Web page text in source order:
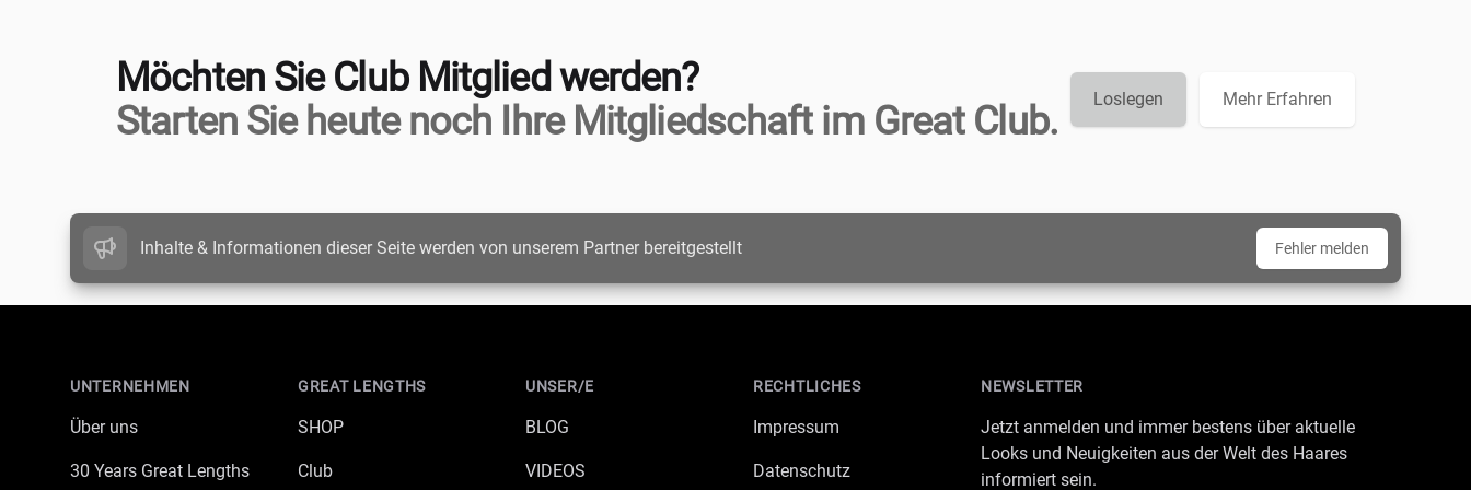
Möchten Sie Club Mitglied werden?
Starten Sie heute noch Ihre Mitgliedschaft im Great Club.
Loslegen Mehr Erfahren
Inhalte & Informationen dieser Seite werden von unserem Partner bereitgestellt Fehler melden
UNTERNEHMEN
Über uns
30 Years Great Lengths
GREAT LENGTHS
SHOP
Club
UNSER/E
BLOG
VIDEOS
RECHTLICHES
Impressum
Datenschutz
NEWSLETTER
Jetzt anmelden und immer bestens über aktuelle
Looks und Neuigkeiten aus der Welt des Haares
informiert sein.